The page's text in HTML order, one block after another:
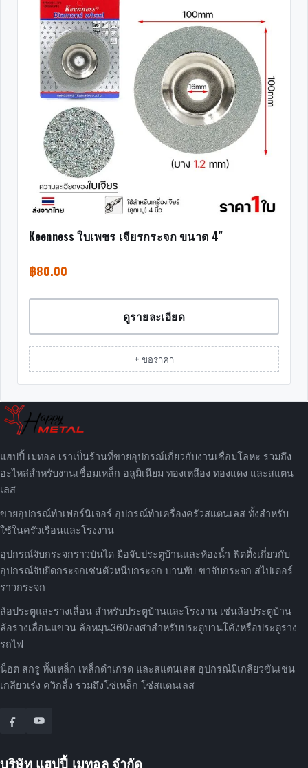
Keenness ใบเพชร เจียรกระจก ขนาด 4″
฿80.00
ดูรายละเอียด
+ ขอราคา
แฮปปี้ เมทอล เราเป็นร้านที่ขายอุปกรณ์เกี่ยวกับงานเชื่อมโลหะ รวมถึง
อะไหล่สำหรับงานเชื่อมเหล็ก อลูมิเนียม ทองเหลือง ทองแดง และสแตน
เลส
ขายอุปกรณ์ทำเฟอร์นิเจอร์ อุปกรณ์ทำเครื่องครัวสแตนเลส ทั้งสำหรับ
ใช้ในครัวเรือนและโรงงาน
อุปกรณ์จับกระจกราวบันได มือจับประตูบ้านและห้องน้ำ ฟิตติ้งเกี่ยวกับ
อุปกรณ์จับยึดกระจกเช่นตัวหนีบกระจก บานพับ ขาจับกระจก สไปเดอร์
ราวกระจก
ล้อประตูและรางเลื่อน สำหรับประตูบ้านและโรงงาน เช่นล้อประตูบ้าน
ล้อรางเลื่อนแขวน ล้อหมุน360องศาสำหรับประตูบานโค้งหรือประตูราง
รถไฟ
น็อต สกรู ทั้งเหล็ก เหล็กดำเกรด และสแตนเลส อุปกรณ์มีเกลียวขันเช่น
เกลียวเร่ง ควิกลิ้ง รวมถึงโซ่เหล็ก โซ่สแตนเลส
บริษัท แฮปปี้ เมทอล จำกัด